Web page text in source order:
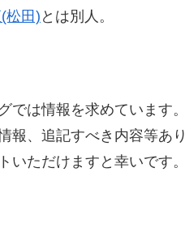
松田)とは別人。
では情報を求めています。
報、追記すべき内容等あ
いただけますと幸いです。